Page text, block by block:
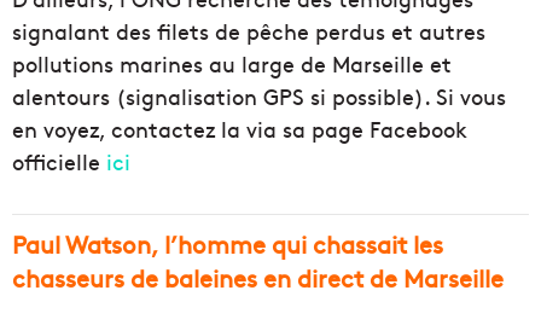
signalant des filets de pêche perdus et autres
pollutions marines au large de Marseille et
alentours (signalisation GPS si possible). Si vous
en voyez, contactez la via sa page Facebook
officielle ici
Paul Watson, l’homme qui chassait les
chasseurs de baleines en direct de Marseille